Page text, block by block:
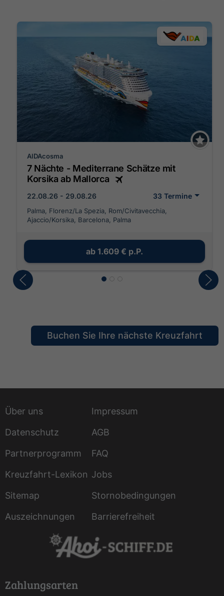
AIDAcosma
7 Nächte - Mediterrane Schätze mit
Korsika ab Mallorca
22.08.26 - 29.08.26 33 Termine
Palma, Florenz/La Spezia, Rom/Civitavecchia,
Ajaccio/Korsika, Barcelona, Palma
ab 1.609 € p.P.
Buchen Sie Ihre nächste Kreuzfahrt
Über uns
Impressum
Datenschutz
AGB
Partnerprogramm
FAQ
Kreuzfahrt-Lexikon Jobs
Sitemap
Stornobedingungen
Auszeichnungen
Barrierefreiheit
Zahlungsarten